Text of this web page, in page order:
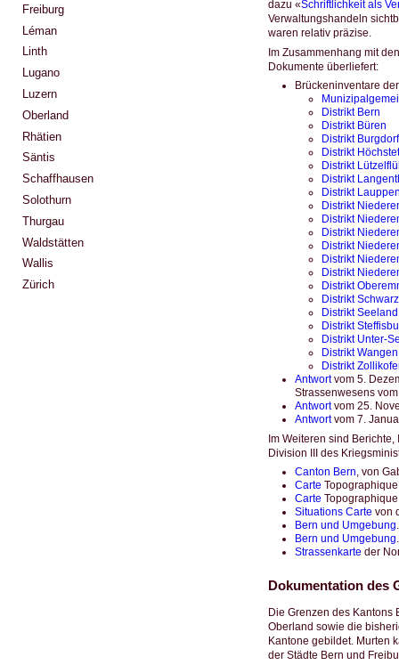
dazu «Schriftlichkeit als
Verwaltungshandeln
waren relativ präzise.
Im Zusammenhang mit
Dokumente überliefert:
Brückeninventare
Distrikt Bern
Distrikt Büren
Distrikt Burgdorf
Distrikt
Distrikt
Distrikt
Distrikt
Distrikt
Distrikt
Distrikt
Distrikt
Distrikt
Distrikt
Distrikt
Distrikt
Distrikt Seeland
Distrikt
Distrikt Unter-
Distrikt Wangen
Distrikt
Antwortvom 5.
Strassenwesens
Antwortvom 25.
Antwortvom 7.
Im Weiteren sind
Division III des
Canton Bern , von
Carte
Carte
Situations Carte von
Bern und Umgebung
Bern und Umgebung
Strassenkarte der
Dokumentation des
Die Grenzen des Kantons
Oberland sowie die
Kantone gebildet. Murten
der Städte Bern und
Freiburg
Léman
Linth
Lugano
Luzern
Oberland
Rhätien
Säntis
Schaffhausen
Solothurn
Thurgau
Waldstätten
Wallis
Zürich